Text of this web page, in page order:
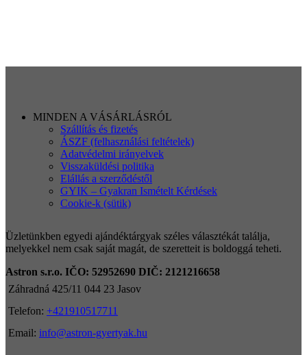
MINDEN A VÁSÁRLÁSRÓL
Szállítás és fizetés
ÁSZF (felhasználási feltételek)
Adatvédelmi irányelvek
Visszaküldési politika
Elállás a szerződéstől
GYIK – Gyakran Ismételt Kérdések
Cookie-k (sütik)
Üzletünkben egyedi ajándéktárgyak széles választékát találja,
melyekkel nem csak saját magát, de szeretteit is boldoggá teheti.
Astron s.r.o. IČO: 52952690 DIČ: 2121216658
Záhradná 425/11 044 23 Jasov
Telefon: +421910517711
Email: info@astron-gyertyak.hu